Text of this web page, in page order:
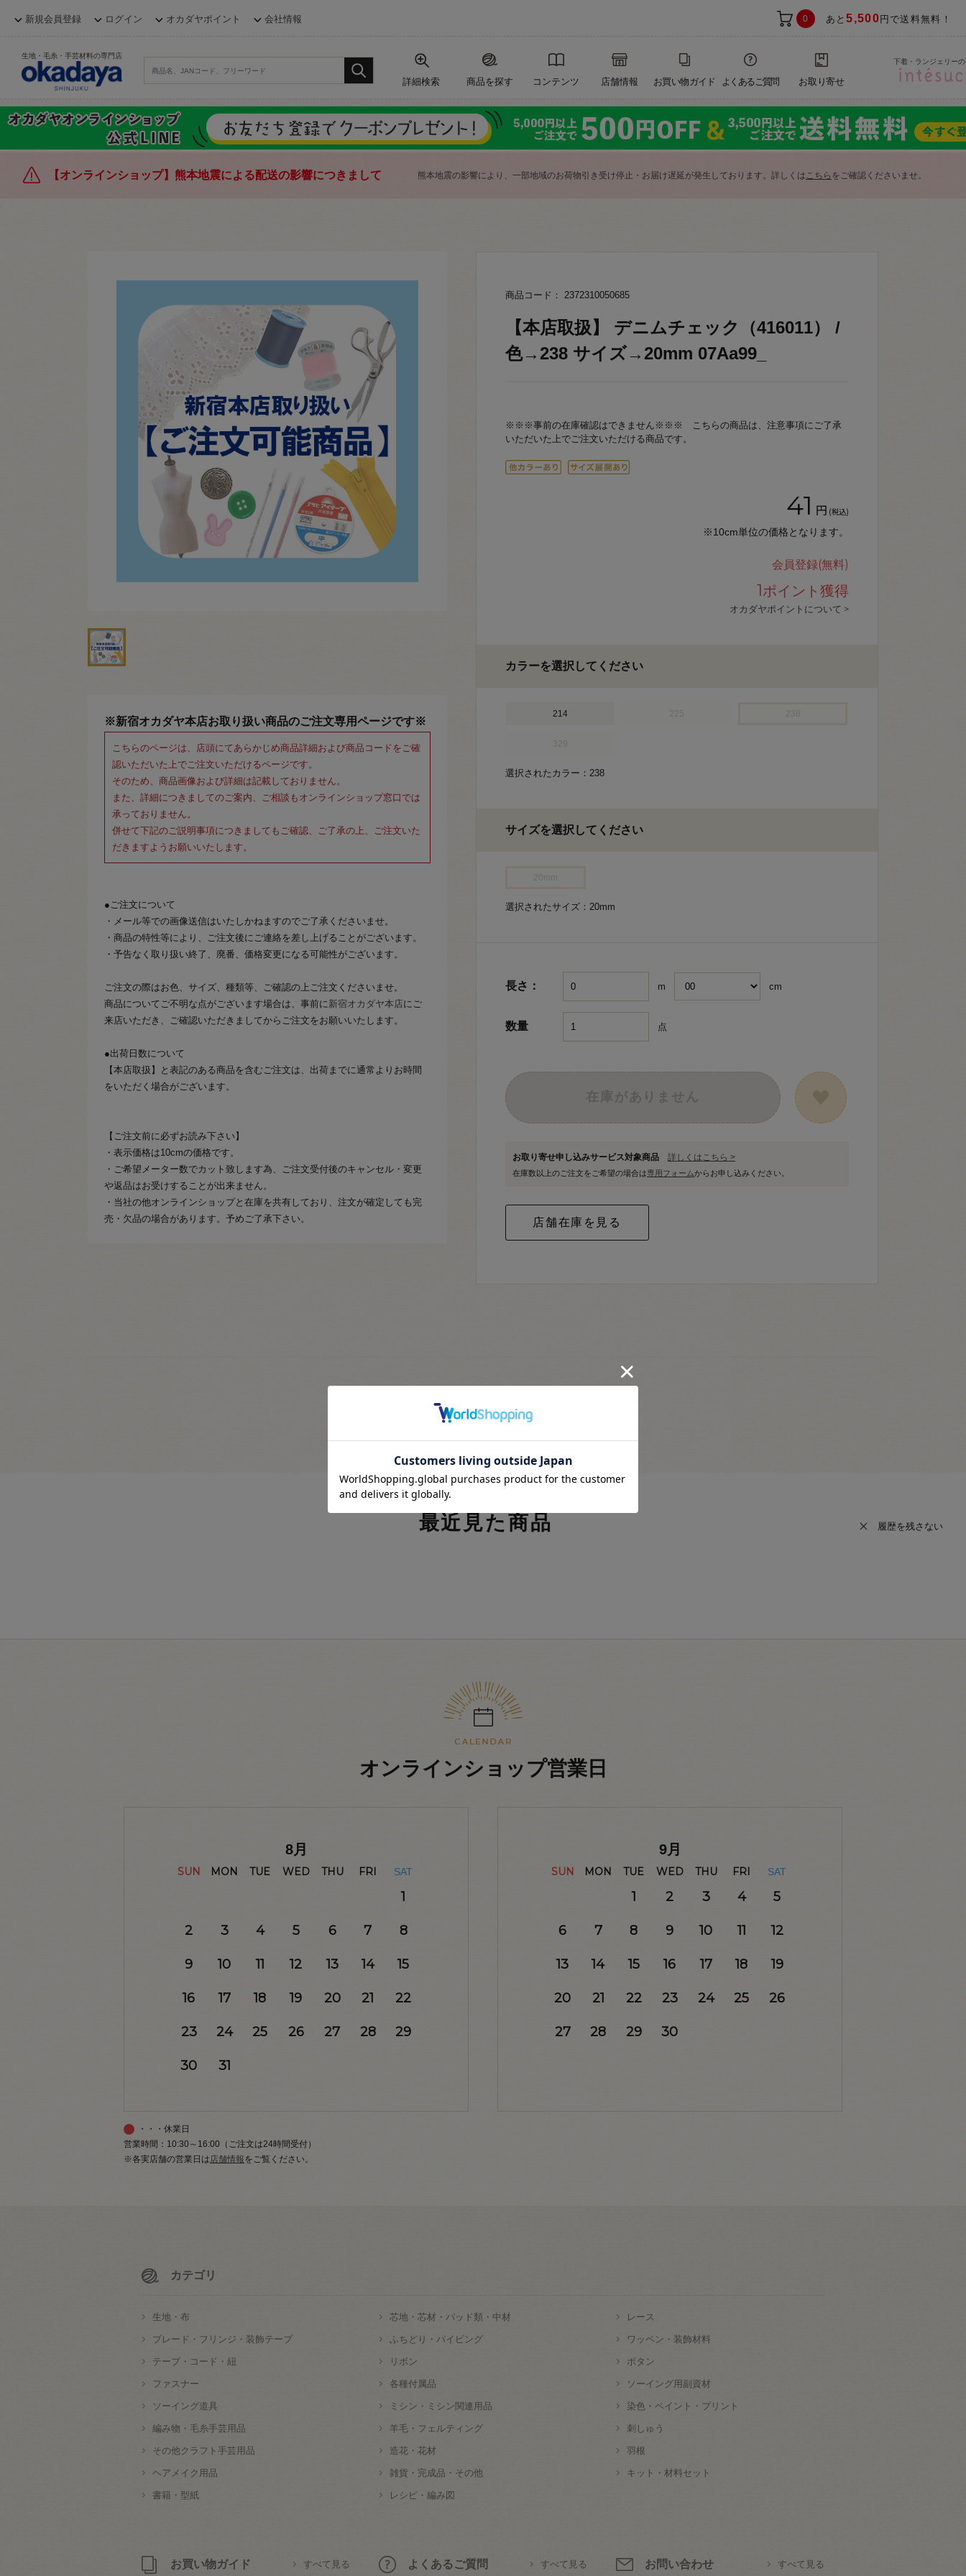
新規会員登録 ログイン オカダヤポイント 会社情報 0 あと5,500 円で送料無料！
生地・毛糸・手芸材料の専門店
詳細検索 商品を探す コンテンツ 店舗情報 お買い物ガイド よくあるご質問 お取り寄せ
下着・ランジェリー
【オンラインショップ】熊本地震による配送の影響につきまして 熊本地震の影響により、一部地域のお荷物引き受け停止・お届け遅延が発生しております。詳しくはこちら をご確認くださいませ。
※新宿オカダヤ本店お取り扱い商品のご注文専用ページです※
こちらのページは、店頭にてあらかじめ商品詳細および商品コードをご確
認いただいた上でご注文いただけるページです。
そのため、商品画像および詳細は記載しておりません。
また、詳細につきましてのご案内、ご相談もオンラインショップ窓口では
承っておりません。
併せて下記のご説明事項につきましてもご確認、ご了承の上、ご注文いた
だきますようお願いいたします。
●ご注文について
・メール等での画像送信はいたしかねますのでご了承くださいませ。
・商品の特性等により、ご注文後にご連絡を差し上げることがございます。
・予告なく取り扱い終了、廃番、価格変更になる可能性がございます。
ご注文の際はお色、サイズ、種類等、ご確認の上ご注文くださいませ。
商品についてご不明な点がございます場合は、事前に 新宿オカダヤ本店にご
来店いただき、ご確認いただきましてからご注文をお願いいたします。
●出荷日数について
【本店取扱】と表記のある商品を含むご注文は、出荷までに通常よりお時間
をいただく場合がございます。
【ご注文前に必ずお読み下さい】
・表示価格は10cmの価格です。
・ご希望メーター数でカット致します為、ご注文受付後のキャンセル・変更
や返品はお受けすることが出来ません。
・当社の他オンラインショップと在庫を共有しており、注文が確定しても完
売・欠品の場合があります。予めご了承下さい。
商品コード： 2372310050685
【本店取扱】 デニムチェック（416011） /
色→238 サイズ→20mm 07Aa99_
※※※事前の在庫確認はできません※※※ こちらの商品は、注意事項にご了承
いただいた上でご注文いただける商品です。
41 円 (税込)
※10cm単位の価格となります。
会員登録(無料)
1ポイント獲得
オカダヤポイントについて >
カラーを選択してください
214
選択されたカラー：238
サイズを選択してください
選択されたサイズ：20mm
長さ： m cm
数量 点
お取り寄せ申し込みサービス対象商品 詳しくはこちら >
在庫数以上のご注文をご希望の場合は専用フォームからお申し込みください。
最近見た商品 履歴を残さない
オンラインショップ営業日
8月
SUN MON TUE WED THU FRI SAT
1
2 3 4 5 6 7 8
9 10 11 12 13 14 15
16 17 18 19 20 21 22
23 24 25 26 27 28 29
30 31
9月
SUN MON TUE WED THU FRI SAT
1 2 3 4 5
6 7 8 9 10 11 12
13 14 15 16 17 18 19
20 21 22 23 24 25 26
27 28 29 30
・・・休業日
営業時間：10:30～16:00（ご注文は24時間受付）
※各実店舗の営業日は店舗情報をご覧ください。
カテゴリ
生地・布 芯地・芯材・パッド類・中材 レース
ブレード・フリンジ・装飾テープ ふちどり・パイピング ワッペン・装飾材料
テープ・コード・紐 リボン ボタン
ファスナー 各種付属品 ソーイング用副資材
ソーイング道具 ミシン・ミシン関連用品 染色・ペイント・プリント
編み物・毛糸手芸用品 羊毛・フェルティング 刺しゅう
その他クラフト手芸用品 造花・花材 羽根
ヘアメイク用品 雑貨・完成品・その他 キット・材料セット
書籍・型紙 レシピ・編み図
お買い物ガイド すべて見る よくあるご質問 すべて見る お問い合わせ すべて見る